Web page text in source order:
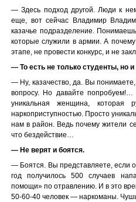
— Здесь подход другой. Люди к
еще, вот сейчас Владимир
казачье подразделение.
которые служили в армии. А
этапе, не провести конкурс, и не
— То есть не только студенты, но и
— Ну, казачество, да. Вы
вопросу. Но давайте
уникальная женщина,
наркоприступностью. Просто
нам в район. Ведь почему жители
что бездействие…
— Не верят и боятся.
— Боятся. Вы представляете, если
год получилось 500 случаев
помощи» по отравлению. И в это
50-60-40 человек — наркоманы.